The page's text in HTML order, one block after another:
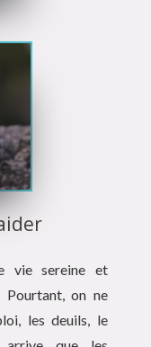
vie sereine et
Pourtant, on ne
les deuils, le